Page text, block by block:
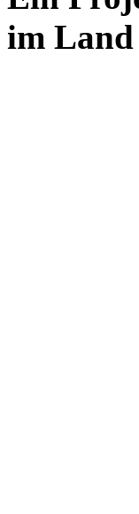
im Land